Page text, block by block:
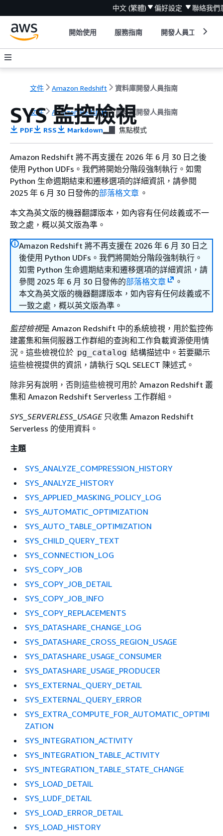
中文 (繁體) 偏好設定 聯絡我們
開始使用 服務指南 開發人員工具
文件 Amazon Redshift 資料庫開發人員指南
文件 Amazon Redshift 資料庫開發人員指南
SYS 監控檢視
PDF RSS Markdown 焦點模式
Amazon Redshift 將不再支援在 2026 年 6 月 30 日之後
使用 Python UDFs。我們將開始分階段強制執行。如需
Python 生命週期結束和遷移選項的詳細資訊，請參閱
2025 年 6 月 30 日發佈的部落格文章 。
本文為英文版的機器翻譯版本，如內容有任何歧義或不一
致之處，概以英文版為準。
Amazon Redshift 將不再支援在 2026 年 6 月 30 日之
後使用 Python UDFs。我們將開始分階段強制執行。
如需 Python 生命週期結束和遷移選項的詳細資訊，請
參閱 2025 年 6 月 30 日發佈的部落格文章
。
本文為英文版的機器翻譯版本，如內容有任何歧義或不
一致之處，概以英文版為準。
監控檢視是 Amazon Redshift 中的系統檢視，用於監控佈
建叢集和無伺服器工作群組的查詢和工作負載資源使用情
況。這些檢視位於 pg_catalog 結構描述中。若要顯示
這些檢視提供的資訊，請執行 SQL SELECT 陳述式。
除非另有說明，否則這些檢視可用於 Amazon Redshift 叢
集和 Amazon Redshift Serverless 工作群組。
SYS_SERVERLESS_USAGE只收集 Amazon Redshift
Serverless 的使用資料。
主題
SYS_ANALYZE_COMPRESSION_HISTORY
SYS_ANALYZE_HISTORY
SYS_APPLIED_MASKING_POLICY_LOG
SYS_AUTOMATIC_OPTIMIZATION
SYS_AUTO_TABLE_OPTIMIZATION
SYS_CHILD_QUERY_TEXT
SYS_CONNECTION_LOG
SYS_COPY_JOB
SYS_COPY_JOB_DETAIL
SYS_COPY_JOB_INFO
SYS_COPY_REPLACEMENTS
SYS_DATASHARE_CHANGE_LOG
SYS_DATASHARE_CROSS_REGION_USAGE
SYS_DATASHARE_USAGE_CONSUMER
SYS_DATASHARE_USAGE_PRODUCER
SYS_EXTERNAL_QUERY_DETAIL
SYS_EXTERNAL_QUERY_ERROR
SYS_EXTRA_COMPUTE_FOR_AUTOMATIC_OPTIMI
ZATION
SYS_INTEGRATION_ACTIVITY
SYS_INTEGRATION_TABLE_ACTIVITY
SYS_INTEGRATION_TABLE_STATE_CHANGE
SYS_LOAD_DETAIL
SYS_LUDF_DETAIL
SYS_LOAD_ERROR_DETAIL
SYS_LOAD_HISTORY